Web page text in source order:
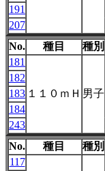
191
207
No.
種目 種別
181
１１０ｍＨ 男子
182
183
184
243
No.
種目 種別
117